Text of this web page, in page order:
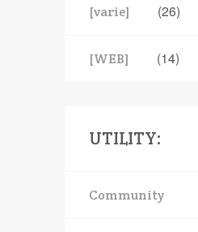
[varie] (26)
[WEB] (14)
UTILITY:
Community